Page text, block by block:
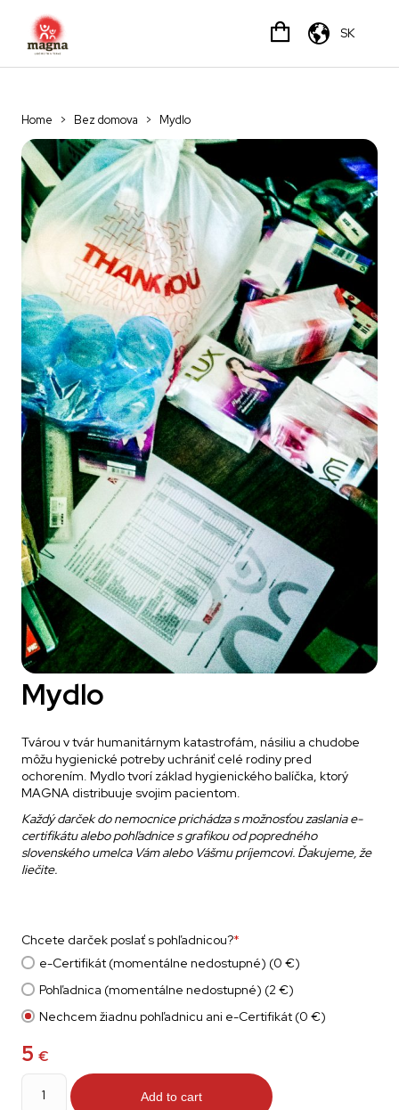
SK
Home > Bez domova > Mydlo
Mydlo
Tvárou v tvár humanitárnym katastrofám, násiliu a chudobe
môžu hygienické potreby uchrániť celé rodiny pred
ochorením. Mydlo tvorí základ hygienického balíčka, ktorý
MAGNA distribuuje svojim pacientom.
Každý darčekdo nemocniceprichádza s možnosťou zaslania e-
certifikátu alebo pohľadnices grafikou od popredného
slovenského umelcaVám alebo Vášmu príjemcovi. Ďakujeme, že
liečite.
Chcete darček poslať s pohľadnicou?*
e-Certifikát (momentálne nedostupné) (0 €)
Pohľadnica (momentálne nedostupné) (2 €)
Nechcem žiadnu pohľadnicu ani e-Certifikát (0 €)
5 €
Mydlo
quantity
Add to cart